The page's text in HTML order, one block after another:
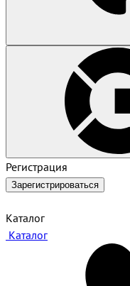
Регистрация
Зарегистрироваться
Каталог
Каталог